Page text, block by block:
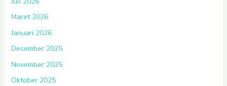
Maret 2026
Januari 2026
Desember 2025
November 2025
Oktober 2025